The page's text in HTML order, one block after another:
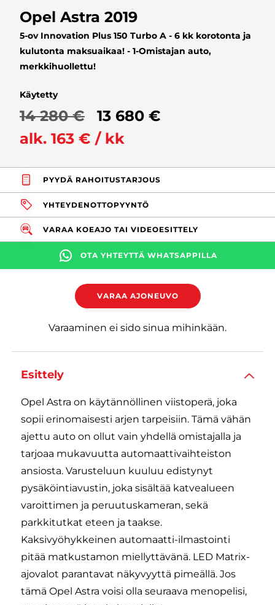
Opel Astra 2019
5-ov Innovation Plus 150 Turbo A - 6 kk korotonta ja
kulutonta maksuaikaa! - 1-Omistajan auto,
merkkihuollettu!
Käytetty
14 280 €
13 680 €
alk. 163 € / kk
PYYDÄ RAHOITUSTARJOUS
YHTEYDENOTTOPYYNTÖ
VARAA KOEAJO TAI VIDEOESITTELY
OTA YHTEYTTÄ WHATSAPPILLA
VARAA AJONEUVO
Varaaminen ei sido sinua mihinkään.
Esittely
Opel Astra on käytännöllinen viistoperä, joka
sopii erinomaisesti arjen tarpeisiin. Tämä vähän
ajettu auto on ollut vain yhdellä omistajalla ja
tarjoaa mukavuutta automaattivaihteiston
ansiosta. Varusteluun kuuluu edistynyt
pysäköintiavustin, joka sisältää katvealueen
varoittimen ja peruutuskameran, sekä
parkkitutkat eteen ja taakse.
Kaksivyöhykkeinen automaatti-ilmastointi
pitää matkustamon miellyttävänä. LED Matrix-
ajovalot parantavat näkyvyyttä pimeällä. Jos
tämä Opel Astra voisi olla seuraava menopelisi,